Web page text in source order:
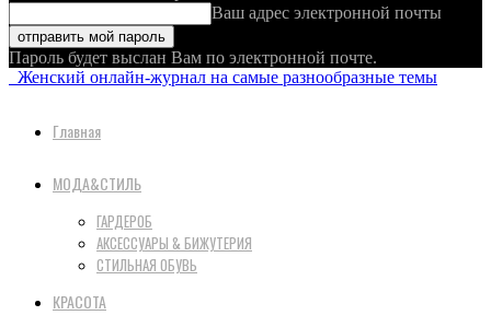
Ваш адрес электронной почты
Пароль будет выслан Вам по электронной почте.
Женский онлайн-журнал на самые разнообразные темы
Главная
МОДА&СТИЛЬ
ГАРДЕРОБ
АКСЕССУАРЫ & БИЖУТЕРИЯ
СТИЛЬНАЯ ОБУВЬ
КРАСОТА